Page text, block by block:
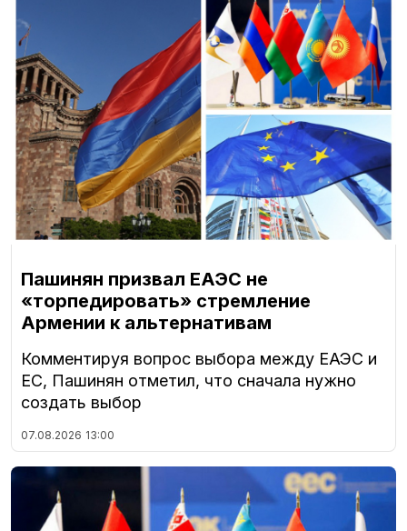
Пашинян призвал ЕАЭС не
«торпедировать» стремление
Армении к альтернативам
Комментируя вопрос выбора между ЕАЭС и
ЕС, Пашинян отметил, что сначала нужно
создать выбор
07.08.2026 13:00